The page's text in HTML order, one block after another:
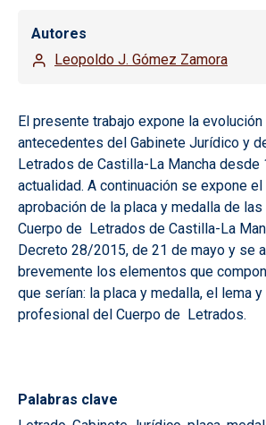
Autores
Leopoldo J. Gómez Zamora
El presente trabajo expone la
antecedentes del Gabinete Jurídico y
Letrados de Castilla-La Mancha desde
actualidad. A continuación se expone
aprobación de la placa y medalla de las
Cuerpo de Letrados de Castilla-La
Decreto 28/2015, de 21 de mayo y se
brevemente los elementos que
que serían: la placa y medalla, el lema
profesional del Cuerpo de Letrados.
Palabras clave